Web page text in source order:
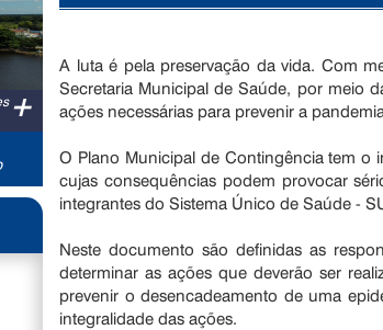
+
A luta é pela preservação da vida. Com
Secretaria Municipal de Saúde, por meio
ações necessárias para prevenir a
O Plano Municipal de Contingência tem o
cujas consequências podem provocar
integrantes do Sistema Único de Saúde -
Neste documento são definidas as
determinar as ações que deverão ser
prevenir o desencadeamento de uma
integralidade das ações.